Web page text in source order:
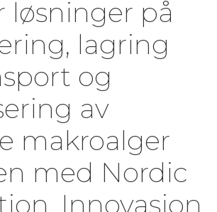
løsninger på
lagring
og
av
makroalger
med Nordic
Innovasjon